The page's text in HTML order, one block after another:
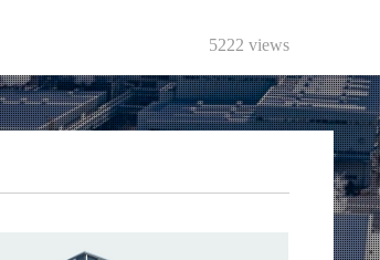
5222 views